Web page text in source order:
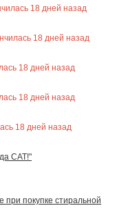
18 дней назад
18 дней назад
18 дней назад
18 дней назад
18 дней назад
CAT!"
покупке стиральной